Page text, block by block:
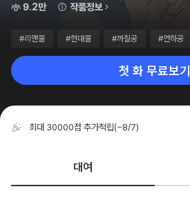
9.2만
작품정보
#리맨물 #현대물 #까칠공 #연하공
첫 화 무료보기
최대 30000점 추가적립(~8/7)
대여